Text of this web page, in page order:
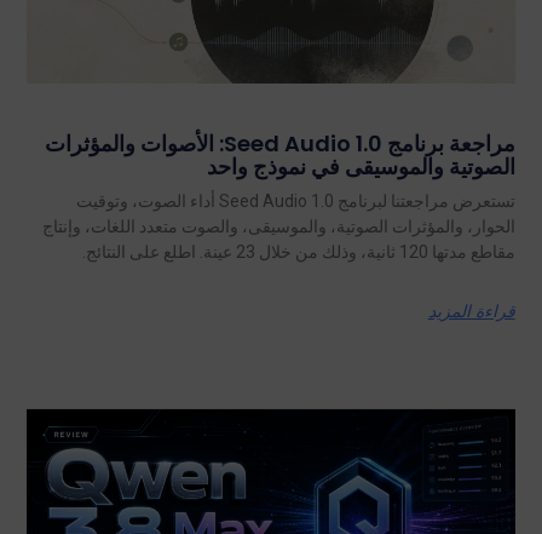
مراجعة برنامج Seed Audio 1.0: الأصوات والمؤثرات
الصوتية والموسيقى في نموذج واحد
تستعرض مراجعتنا لبرنامج Seed Audio 1.0 أداء الصوت، وتوقيت
الحوار، والمؤثرات الصوتية، والموسيقى، والصوت متعدد اللغات، وإنتاج
مقاطع مدتها 120 ثانية، وذلك من خلال 23 عينة. اطلع على النتائج.
قراءة المزيد